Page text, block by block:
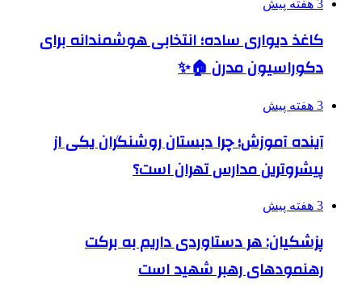
3 هفته پیش
کاغذ دیواری ساده؛ انتخابی هوشمندانه برای
دکوراسیون مدرن 🏠✨
3 هفته پیش
آینده آموزش؛ چرا دبستان روشنگران یکی از
پیشروترین مدارس تهران است؟
3 هفته پیش
پزشکیان: هر دستاوردی داریم به برکت
رهنمودهای رهبر شهید است